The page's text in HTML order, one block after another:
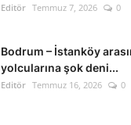
Editör Temmuz 7, 2026 0
Bodrum – İstanköy
yolcularına şok deni...
Editör Temmuz 16, 2026 0